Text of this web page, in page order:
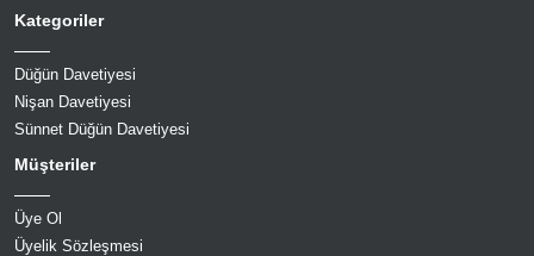
Kategoriler
Düğün Davetiyesi
Nişan Davetiyesi
Sünnet Düğün Davetiyesi
Müşteriler
Üye Ol
Üyelik Sözleşmesi